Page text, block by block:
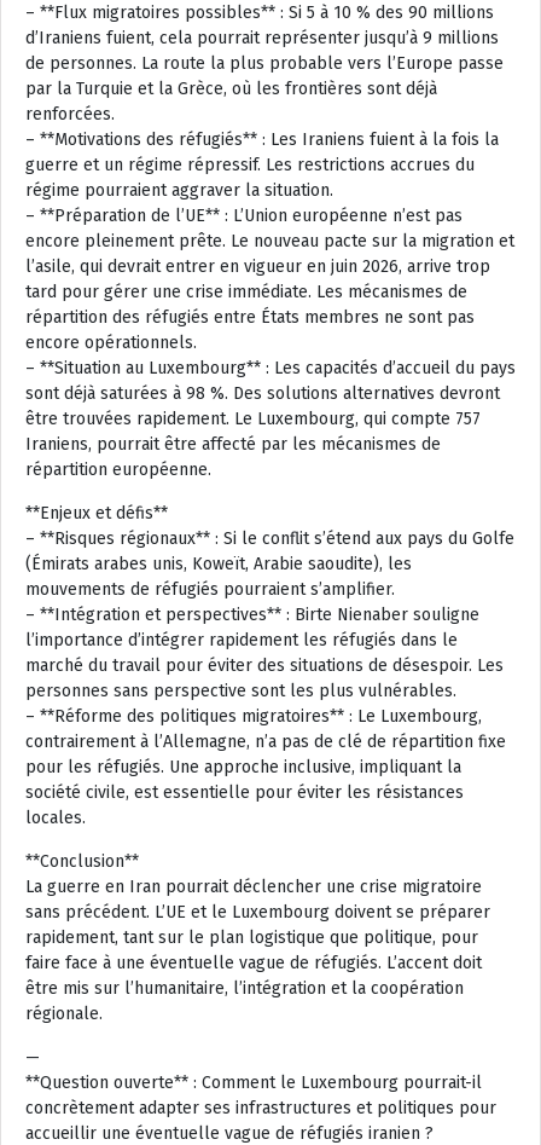
– **Flux migratoires possibles** : Si 5 à 10 % des 90 millions
d’Iraniens fuient, cela pourrait représenter jusqu’à 9 millions
de personnes. La route la plus probable vers l’Europe passe
par la Turquie et la Grèce, où les frontières sont déjà
renforcées.
– **Motivations des réfugiés** : Les Iraniens fuient à la fois la
guerre et un régime répressif. Les restrictions accrues du
régime pourraient aggraver la situation.
– **Préparation de l’UE** : L’Union européenne n’est pas
encore pleinement prête. Le nouveau pacte sur la migration et
l’asile, qui devrait entrer en vigueur en juin 2026, arrive trop
tard pour gérer une crise immédiate. Les mécanismes de
répartition des réfugiés entre États membres ne sont pas
encore opérationnels.
– **Situation au Luxembourg** : Les capacités d’accueil du pays
sont déjà saturées à 98 %. Des solutions alternatives devront
être trouvées rapidement. Le Luxembourg, qui compte 757
Iraniens, pourrait être affecté par les mécanismes de
répartition européenne.
**Enjeux et défis**
– **Risques régionaux** : Si le conflit s’étend aux pays du Golfe
(Émirats arabes unis, Koweït, Arabie saoudite), les
mouvements de réfugiés pourraient s’amplifier.
– **Intégration et perspectives** : Birte Nienaber souligne
l’importance d’intégrer rapidement les réfugiés dans le
marché du travail pour éviter des situations de désespoir. Les
personnes sans perspective sont les plus vulnérables.
– **Réforme des politiques migratoires** : Le Luxembourg,
contrairement à l’Allemagne, n’a pas de clé de répartition fixe
pour les réfugiés. Une approche inclusive, impliquant la
société civile, est essentielle pour éviter les résistances
locales.
**Conclusion**
La guerre en Iran pourrait déclencher une crise migratoire
sans précédent. L’UE et le Luxembourg doivent se préparer
rapidement, tant sur le plan logistique que politique, pour
faire face à une éventuelle vague de réfugiés. L’accent doit
être mis sur l’humanitaire, l’intégration et la coopération
régionale.
—
**Question ouverte** : Comment le Luxembourg pourrait-il
concrètement adapter ses infrastructures et politiques pour
accueillir une éventuelle vague de réfugiés iranien ?